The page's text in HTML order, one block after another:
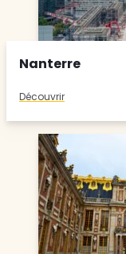
Nanterre
Découvrir